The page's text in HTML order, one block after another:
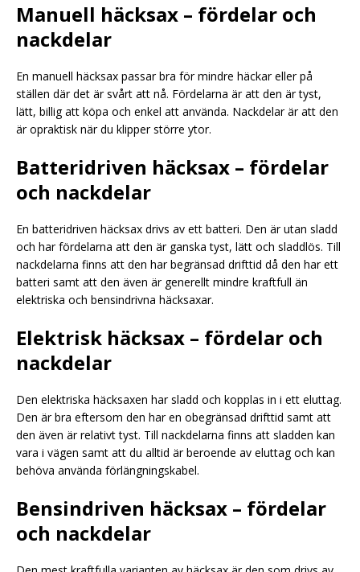
Manuell häcksax – fördelar och
nackdelar
En manuell häcksax passar bra för mindre häckar eller på
ställen där det är svårt att nå. Fördelarna är att den är tyst,
lätt, billig att köpa och enkel att använda. Nackdelar är att den
är opraktisk när du klipper större ytor.
Batteridriven häcksax – fördelar
och nackdelar
En batteridriven häcksax drivs av ett batteri. Den är utan sladd
och har fördelarna att den är ganska tyst, lätt och sladdlös. Till
nackdelarna finns att den har begränsad drifttid då den har ett
batteri samt att den även är generellt mindre kraftfull än
elektriska och bensindrivna häcksaxar.
Elektrisk häcksax – fördelar och
nackdelar
Den elektriska häcksaxen har sladd och kopplas in i ett eluttag.
Den är bra eftersom den har en obegränsad drifttid samt att
den även är relativt tyst. Till nackdelarna finns att sladden kan
vara i vägen samt att du alltid är beroende av eluttag och kan
behöva använda förlängningskabel.
Bensindriven häcksax – fördelar
och nackdelar